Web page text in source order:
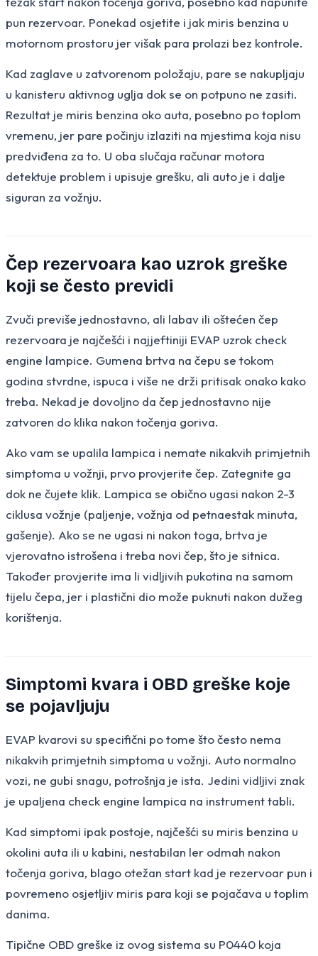
pun rezervoar. Ponekad osjetite i jak miris benzina u
motornom prostoru jer višak para prolazi bez kontrole.
Kad zaglave u zatvorenom položaju, pare se nakupljaju
u kanisteru aktivnog uglja dok se on potpuno ne zasiti.
Rezultat je miris benzina oko auta, posebno po toplom
vremenu, jer pare počinju izlaziti na mjestima koja nisu
predviđena za to. U oba slučaja računar motora
detektuje problem i upisuje grešku, ali auto je i dalje
siguran za vožnju.
Čep rezervoara kao uzrok greške
koji se često previdi
Zvuči previše jednostavno, ali labav ili oštećen čep
rezervoara je najčešći i najjeftiniji EVAP uzrok check
engine lampice. Gumena brtva na čepu se tokom
godina stvrdne, ispuca i više ne drži pritisak onako kako
treba. Nekad je dovoljno da čep jednostavno nije
zatvoren do klika nakon točenja goriva.
Ako vam se upalila lampica i nemate nikakvih primjetnih
simptoma u vožnji, prvo provjerite čep. Zategnite ga
dok ne čujete klik. Lampica se obično ugasi nakon 2-3
ciklusa vožnje (paljenje, vožnja od petnaestak minuta,
gašenje). Ako se ne ugasi ni nakon toga, brtva je
vjerovatno istrošena i treba novi čep, što je sitnica.
Također provjerite ima li vidljivih pukotina na samom
tijelu čepa, jer i plastični dio može puknuti nakon dužeg
korištenja.
Simptomi kvara i OBD greške koje
se pojavljuju
EVAP kvarovi su specifični po tome što često nema
nikakvih primjetnih simptoma u vožnji. Auto normalno
vozi, ne gubi snagu, potrošnja je ista. Jedini vidljivi znak
je upaljena check engine lampica na instrument tabli.
Kad simptomi ipak postoje, najčešći su miris benzina u
okolini auta ili u kabini, nestabilan ler odmah nakon
točenja goriva, blago otežan start kad je rezervoar pun i
povremeno osjetljiv miris para koji se pojačava u toplim
danima.
Tipične OBD greške iz ovog sistema su P0440 koja